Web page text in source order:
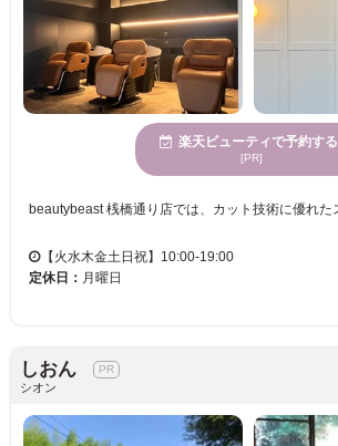
楽天ビューティで予約する
[PR]
【火水木金土日祝】10:00-19:00
定休日： 月曜日
しおん
シオン